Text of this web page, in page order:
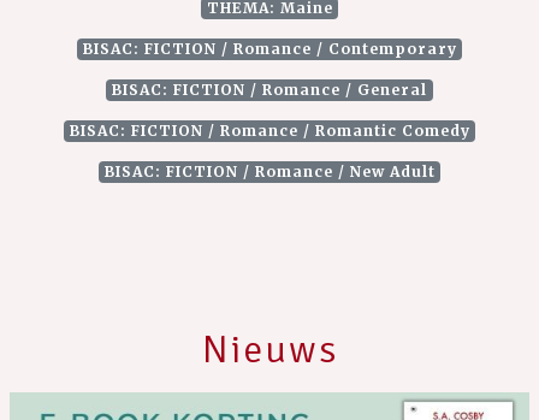
THEMA: Maine
BISAC: FICTION / Romance / Contemporary
BISAC: FICTION / Romance / General
BISAC: FICTION / Romance / Romantic Comedy
BISAC: FICTION / Romance / New Adult
Nieuws